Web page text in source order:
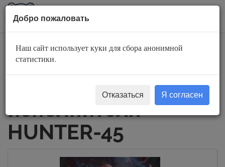
AuBook.org
Слушать
аудиокниги
исполнителя
HUNTER-45
Добро пожаловать
Наш сайт использует куки для сбора анонимной
статистики.
Отказаться Я согласен